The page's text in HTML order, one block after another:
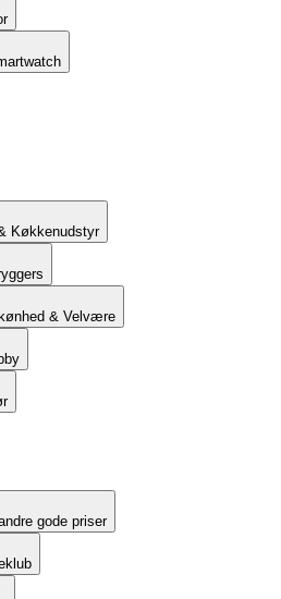
Køkkenudstyr
& Velvære
gode priser